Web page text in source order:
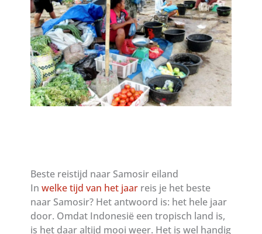
Beste reistijd naar Samosir eiland
In welke tijd van het jaar reis je het beste
naar Samosir? Het antwoord is: het hele jaar
door. Omdat Indonesië een tropisch land is,
is het daar altijd mooi weer. Het is wel handig